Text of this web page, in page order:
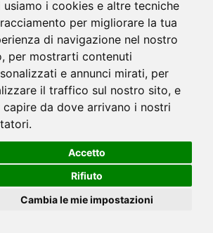
usiamo i cookies e altre tecniche
per migliorare la tua
di navigazione nel nostro
per mostrarti contenuti
e annunci mirati, per
il traffico sul nostro sito, e
capire da dove arrivano i nostri
Accetto
Rifiuto
Cambia le mie impostazioni
IL SITO